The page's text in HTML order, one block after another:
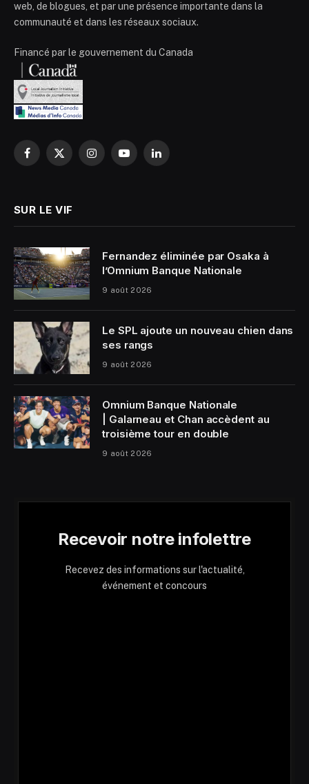
web, de blogues, et par une présence importante dans la
communauté et dans les réseaux sociaux.
Financé par le gouvernement du Canada
Facebook
X
InstagramYouTubeLinkedIn
SUR LE VIF
Fernandez éliminée par Osaka à
l’Omnium Banque Nationale
9 août 2026
Le SPL ajoute un nouveau chien dans
ses rangs
9 août 2026
Omnium Banque Nationale
| Galarneau et Chan accèdent au
troisième tour en double
9 août 2026
Recevoir notre infolettre
Recevez des informations sur l'actualité,
événement et concours